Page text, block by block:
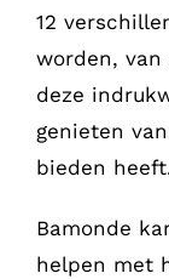
12
worden,
deze
genieten
bieden
Bamonde
helpen met